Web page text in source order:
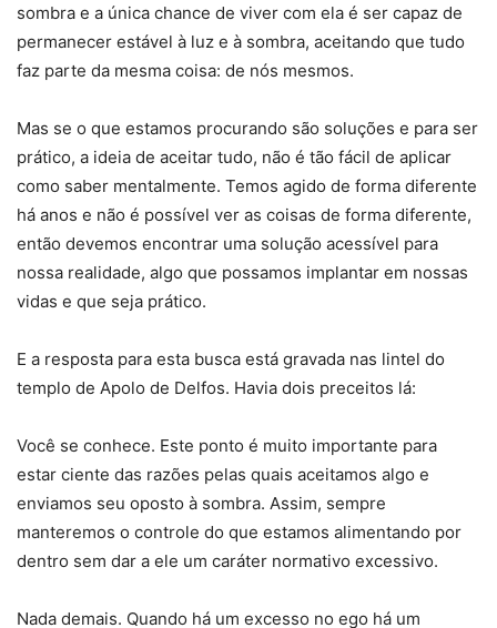
sombra e a única chance de viver com ela é ser capaz de
permanecer estável à luz e à sombra, aceitando que tudo
faz parte da mesma coisa: de nós mesmos.
Mas se o que estamos procurando são soluções e para ser
prático, a ideia de aceitar tudo, não é tão fácil de aplicar
como saber mentalmente. Temos agido de forma diferente
há anos e não é possível ver as coisas de forma diferente,
então devemos encontrar uma solução acessível para
nossa realidade, algo que possamos implantar em nossas
vidas e que seja prático.
E a resposta para esta busca está gravada nas lintel do
templo de Apolo de Delfos. Havia dois preceitos lá:
Você se conhece. Este ponto é muito importante para
estar ciente das razões pelas quais aceitamos algo e
enviamos seu oposto à sombra. Assim, sempre
manteremos o controle do que estamos alimentando por
dentro sem dar a ele um caráter normativo excessivo.
Nada demais. Quando há um excesso no ego há um